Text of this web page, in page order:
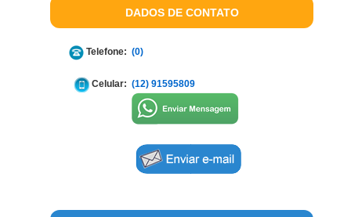
DADOS DE CONTATO
Telefone: (0)
Celular: (12) 91595809